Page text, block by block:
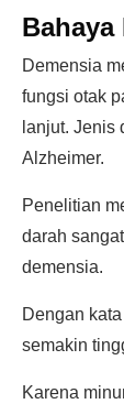
Bahaya
Demensia
fungsi otak
lanjut. Jenis
Alzheimer.
Penelitian
darah
demensia.
Dengan
semakin
Karena